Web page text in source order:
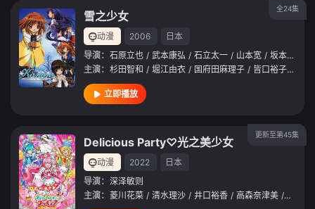
全24集
雪之少女
动漫 2006
日本
导演： 石原立也 / 武本康弘 / 石立太一 / 山本宽 / 坂本一也
主演： 杉田智和 / 堀江由衣 / 国府田麻理子 / 皆口裕子 /
立即播放
更新至第45集
Delicious Party♡光之美少女
动漫 2022
日本
导演： 深泽敏则
主演： 菱川花菜 / 清水理沙 / 井口裕香 / 高森奈津美 / 日冈夏